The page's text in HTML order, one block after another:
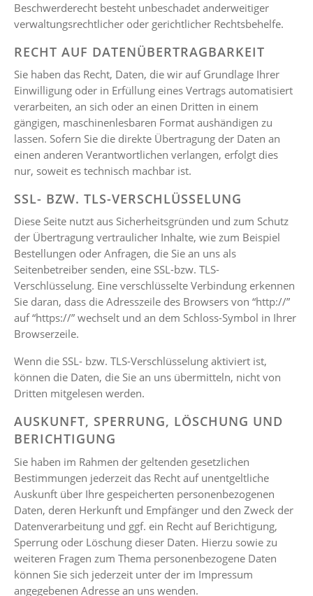
Beschwerderecht besteht unbeschadet anderweitiger
verwaltungsrechtlicher oder gerichtlicher Rechtsbehelfe.
RECHT AUF DATENÜBERTRAGBARKEIT
Sie haben das Recht, Daten, die wir auf Grundlage Ihrer
Einwilligung oder in Erfüllung eines Vertrags automatisiert
verarbeiten, an sich oder an einen Dritten in einem
gängigen, maschinenlesbaren Format aushändigen zu
lassen. Sofern Sie die direkte Übertragung der Daten an
einen anderen Verantwortlichen verlangen, erfolgt dies
nur, soweit es technisch machbar ist.
SSL- BZW. TLS-VERSCHLÜSSELUNG
Diese Seite nutzt aus Sicherheitsgründen und zum Schutz
der Übertragung vertraulicher Inhalte, wie zum Beispiel
Bestellungen oder Anfragen, die Sie an uns als
Seitenbetreiber senden, eine SSL-bzw. TLS-
Verschlüsselung. Eine verschlüsselte Verbindung erkennen
Sie daran, dass die Adresszeile des Browsers von “http://”
auf “https://” wechselt und an dem Schloss-Symbol in Ihrer
Browserzeile.
Wenn die SSL- bzw. TLS-Verschlüsselung aktiviert ist,
können die Daten, die Sie an uns übermitteln, nicht von
Dritten mitgelesen werden.
AUSKUNFT, SPERRUNG, LÖSCHUNG UND
BERICHTIGUNG
Sie haben im Rahmen der geltenden gesetzlichen
Bestimmungen jederzeit das Recht auf unentgeltliche
Auskunft über Ihre gespeicherten personenbezogenen
Daten, deren Herkunft und Empfänger und den Zweck der
Datenverarbeitung und ggf. ein Recht auf Berichtigung,
Sperrung oder Löschung dieser Daten. Hierzu sowie zu
weiteren Fragen zum Thema personenbezogene Daten
können Sie sich jederzeit unter der im Impressum
angegebenen Adresse an uns wenden.